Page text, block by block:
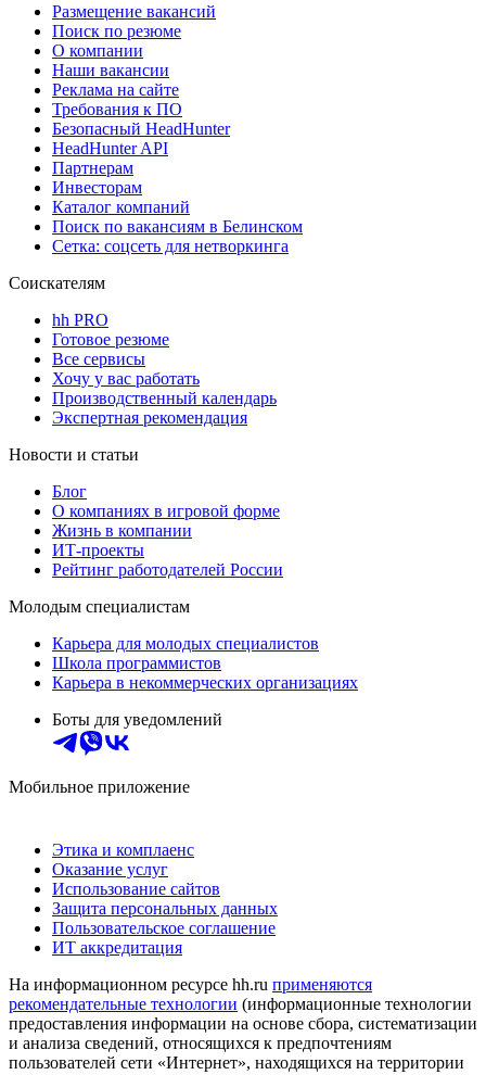
Размещение вакансий
Поиск по резюме
О компании
Наши вакансии
Реклама на сайте
Требования к ПО
Безопасный HeadHunter
HeadHunter API
Партнерам
Инвесторам
Каталог компаний
Поиск по вакансиям в Белинском
Сетка: соцсеть для нетворкинга
Соискателям
hh PRO
Готовое резюме
Все сервисы
Хочу у вас работать
Производственный календарь
Экспертная рекомендация
Новости и статьи
Блог
О компаниях в игровой форме
Жизнь в компании
ИТ-проекты
Рейтинг работодателей России
Молодым специалистам
Карьера для молодых специалистов
Школа программистов
Карьера в некоммерческих организациях
Боты для уведомлений
Мобильное приложение
Этика и комплаенс
Оказание услуг
Использование сайтов
Защита персональных данных
Пользовательское соглашение
ИТ аккредитация
На информационном ресурсе hh.ru применяются
рекомендательные технологии (информационные технологии
предоставления информации на основе сбора, систематизации
и анализа сведений, относящихся к предпочтениям
пользователей сети «Интернет», находящихся на территории